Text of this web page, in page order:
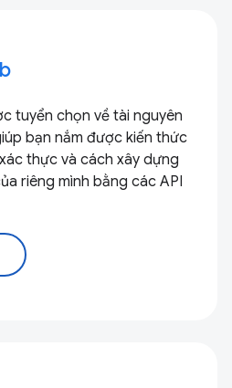
tuyển chọn về tài nguyên
bạn nắm được kiến thức
thực và cách xây dựng
riêng mình bằng các API